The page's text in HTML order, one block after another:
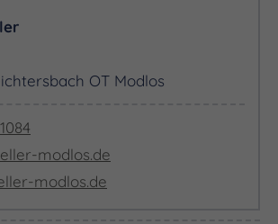
Person inkl. Begrüßungslikör,
Kuchen und Kaffee
sind möglich für Gruppen
Personen.
OT Modlos
modlos.de
modlos.de